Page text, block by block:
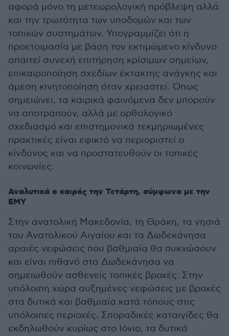
αφορά μόνο τη μετεωρολογική πρόβλεψη αλλά
και την τρωτότητα των υποδομών και των
τοπικών συστημάτων. Υπογραμμίζει ότι η
προετοιμασία με βάση τον εκτιμώμενο κίνδυνο
απαιτεί συνεχή επιτήρηση κρίσιμων σημείων,
επικαιροποίηση σχεδίων έκτακτης ανάγκης και
άμεση κινητοποίηση όταν χρειαστεί. Όπως
σημειώνει, τα καιρικά φαινόμενα δεν μπορούν
να αποτραπούν, αλλά με ορθολογικό
σχεδιασμό και επιστημονικά τεκμηριωμένες
πρακτικές είναι εφικτό να περιοριστεί ο
κίνδυνος και να προστατευθούν οι τοπικές
κοινωνίες.
Αναλυτικά ο καιρός την Τετάρτη, σύμφωνα με την
ΕΜΥ
Στην ανατολική Μακεδονία, τη Θράκη, τα νησιά
του Ανατολικού Αιγαίου και τα Δωδεκάνησα
αραιές νεφώσεις που βαθμιαία θα πυκνώσουν
και είναι πιθανό στα Δωδεκάνησα να
σημειωθούν ασθενείς τοπικές βροχές. Στην
υπόλοιπη χώρα αυξημένες νεφώσεις με βροχές
στα δυτικά και βαθμιαία κατά τόπους στις
υπόλοιπες περιοχές. Σποραδικές καταιγίδες θα
εκδηλωθούν κυρίως στο Ιόνιο, τα δυτικά